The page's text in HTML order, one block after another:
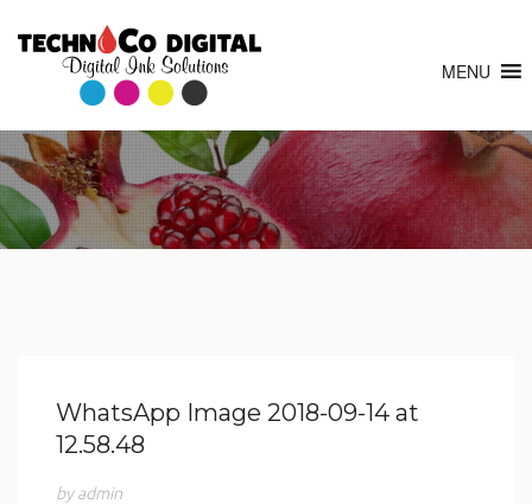
MENU
WhatsApp Image 2018-09-14 at
12.58.48
by admin